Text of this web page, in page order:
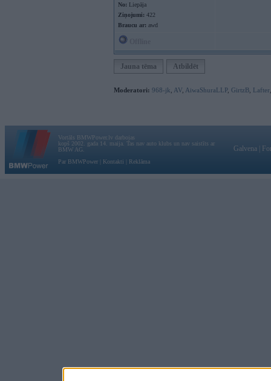
No: Liepāja
Ziņojumi: 422
Braucu ar: awd
Jauna tēma Atbildēt
Moderatori: 968-jk AV AiwaShuraLLP, GirtzB Lafter
Vortāls BMWPower.lv darbojas
kopš 2002. gada 14. maija. Tas nav auto klubs un nav saistīts ar
BMW AG.
Par BMWPower
Kontakti Reklāma
Galvena